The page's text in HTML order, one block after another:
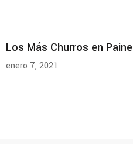
Los Más Churros en Paine
enero 7, 2021